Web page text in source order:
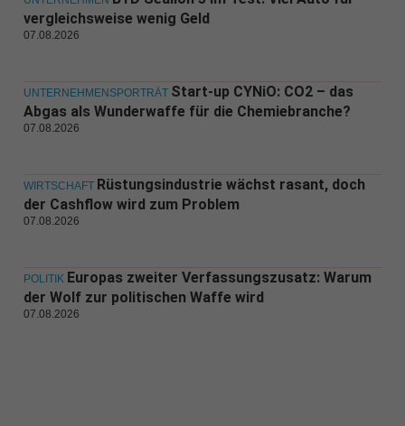
vergleichsweise wenig Geld
07.08.2026
UNTERNEHMENSPORTRÄT Start-up CYNiO: CO2 – das
Abgas als Wunderwaffe für die Chemiebranche?
07.08.2026
WIRTSCHAFT Rüstungsindustrie wächst rasant, doch
der Cashflow wird zum Problem
07.08.2026
POLITIK Europas zweiter Verfassungszusatz: Warum
der Wolf zur politischen Waffe wird
07.08.2026